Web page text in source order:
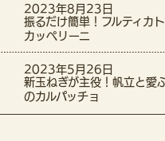
2023年8月23日
振るだけ簡単！フルティカ
カッペリーニ
2023年5月26日
新玉ねぎが主役！帆立と愛
のカルパッチョ